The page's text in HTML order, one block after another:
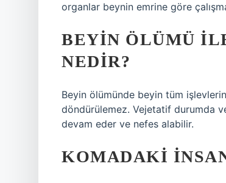
organlar beynin emrine göre
BEYIN ÖLÜMÜ
NEDIR?
Beyin ölümünde beyin tüm
döndürülemez. Vejetatif durumda
devam eder ve nefes alabilir.
KOMADAKI